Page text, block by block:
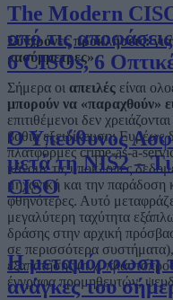
The Modern
από τις
6 CISOs, 6
Ο Υπεύθυνος
μετά τη NIS2 – Τι
CISO
Η μεταμόρφωση
ανάγκες του
Σύγχρονες προκλήσεις:
«ασύμμετρες»
Σήμερα οι απειλές είναι
μπορούν να «παραχθούν»
επιτιθέμενοι δεν
βαθιά εξειδίκευση: Ευρέως
πλατφόρμες
κάνουν τις υποκλοπές
μηχανική και την παράδοση
φθηνότερες. Αυτό
μεγαλύτερη ταχύτητα
δράσης στην αρχική
σε περισσότερα
εξαπάτησης (π.χ.
έγγραφα προμηθευτών,